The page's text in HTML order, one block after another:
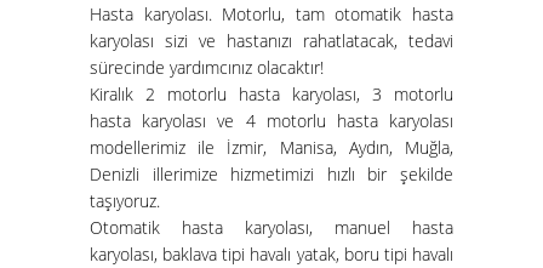
Hasta karyolası. Motorlu, tam otomatik hasta
karyolası sizi ve hastanızı rahatlatacak, tedavi
sürecinde yardımcınız olacaktır!
Kiralık 2 motorlu hasta karyolası, 3 motorlu
hasta karyolası ve 4 motorlu hasta karyolası
modellerimiz ile İzmir, Manisa, Aydın, Muğla,
Denizli illerimize hizmetimizi hızlı bir şekilde
taşıyoruz.
Otomatik hasta karyolası, manuel hasta
karyolası, baklava tipi havalı yatak, boru tipi havalı